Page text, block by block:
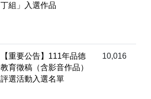
丁組」入選作品
【重要公告】111年品德
教育徵稿（含影音作品）
評選活動入選名單
10,016